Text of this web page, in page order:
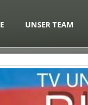
UNSER TEAM